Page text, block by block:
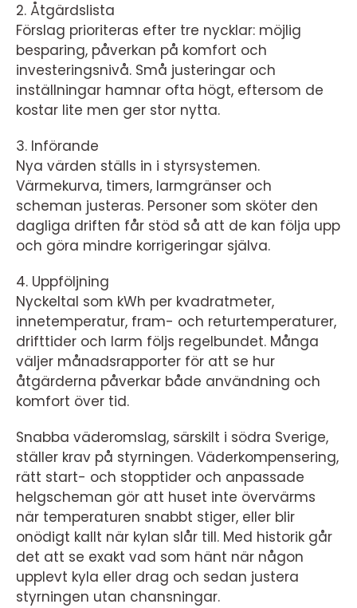
2. Åtgärdslista
Förslag prioriteras efter tre nycklar: möjlig
besparing, påverkan på komfort och
investeringsnivå. Små justeringar och
inställningar hamnar ofta högt, eftersom de
kostar lite men ger stor nytta.
3. Införande
Nya värden ställs in i styrsystemen.
Värmekurva, timers, larmgränser och
scheman justeras. Personer som sköter den
dagliga driften får stöd så att de kan följa upp
och göra mindre korrigeringar själva.
4. Uppföljning
Nyckeltal som kWh per kvadratmeter,
innetemperatur, fram- och returtemperaturer,
drifttider och larm följs regelbundet. Många
väljer månadsrapporter för att se hur
åtgärderna påverkar både användning och
komfort över tid.
Snabba väderomslag, särskilt i södra Sverige,
ställer krav på styrningen. Väderkompensering,
rätt start- och stopptider och anpassade
helgscheman gör att huset inte övervärms
när temperaturen snabbt stiger, eller blir
onödigt kallt när kylan slår till. Med historik går
det att se exakt vad som hänt när någon
upplevt kyla eller drag och sedan justera
styrningen utan chansningar.